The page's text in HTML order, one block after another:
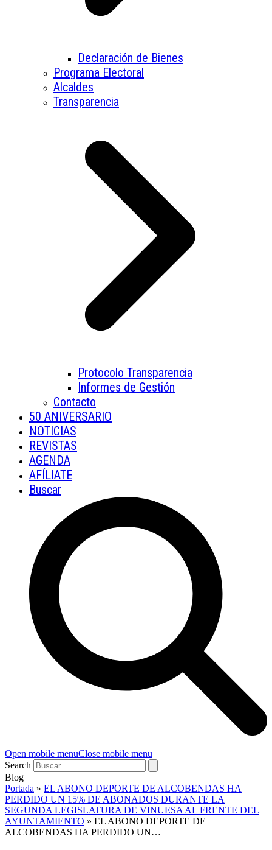
Declaración de Bienes
Programa Electoral
Alcaldes
Transparencia
Protocolo Transparencia
Informes de Gestión
Contacto
50 ANIVERSARIO
NOTICIAS
REVISTAS
AGENDA
AFÍLIATE
Buscar
Open mobile menuClose mobile menu
Search
Blog
Portada » EL ABONO DEPORTE DE ALCOBENDAS HA
PERDIDO UN 15% DE ABONADOS DURANTE LA
SEGUNDA LEGISLATURA DE VINUESA AL FRENTE DEL
AYUNTAMIENTO » EL ABONO DEPORTE DE
ALCOBENDAS HA PERDIDO UN…